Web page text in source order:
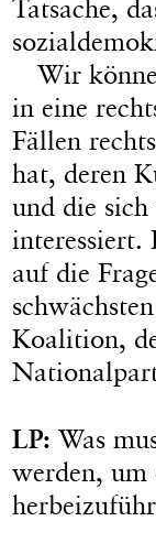
Tatsache,
Wir
in eine
Fällen
hat, deren
und die
interessiert.
auf die
Koalition,
LP:Was
werden, um